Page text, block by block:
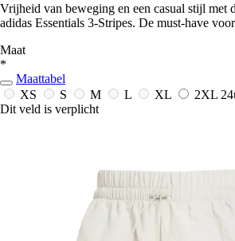
Vrijheid van beweging en een casual stijl met
adidas Essentials 3-Stripes. De must-have
Maat
*
Maattabel
XS
S M L XL 2XL
Dit veld is verplicht